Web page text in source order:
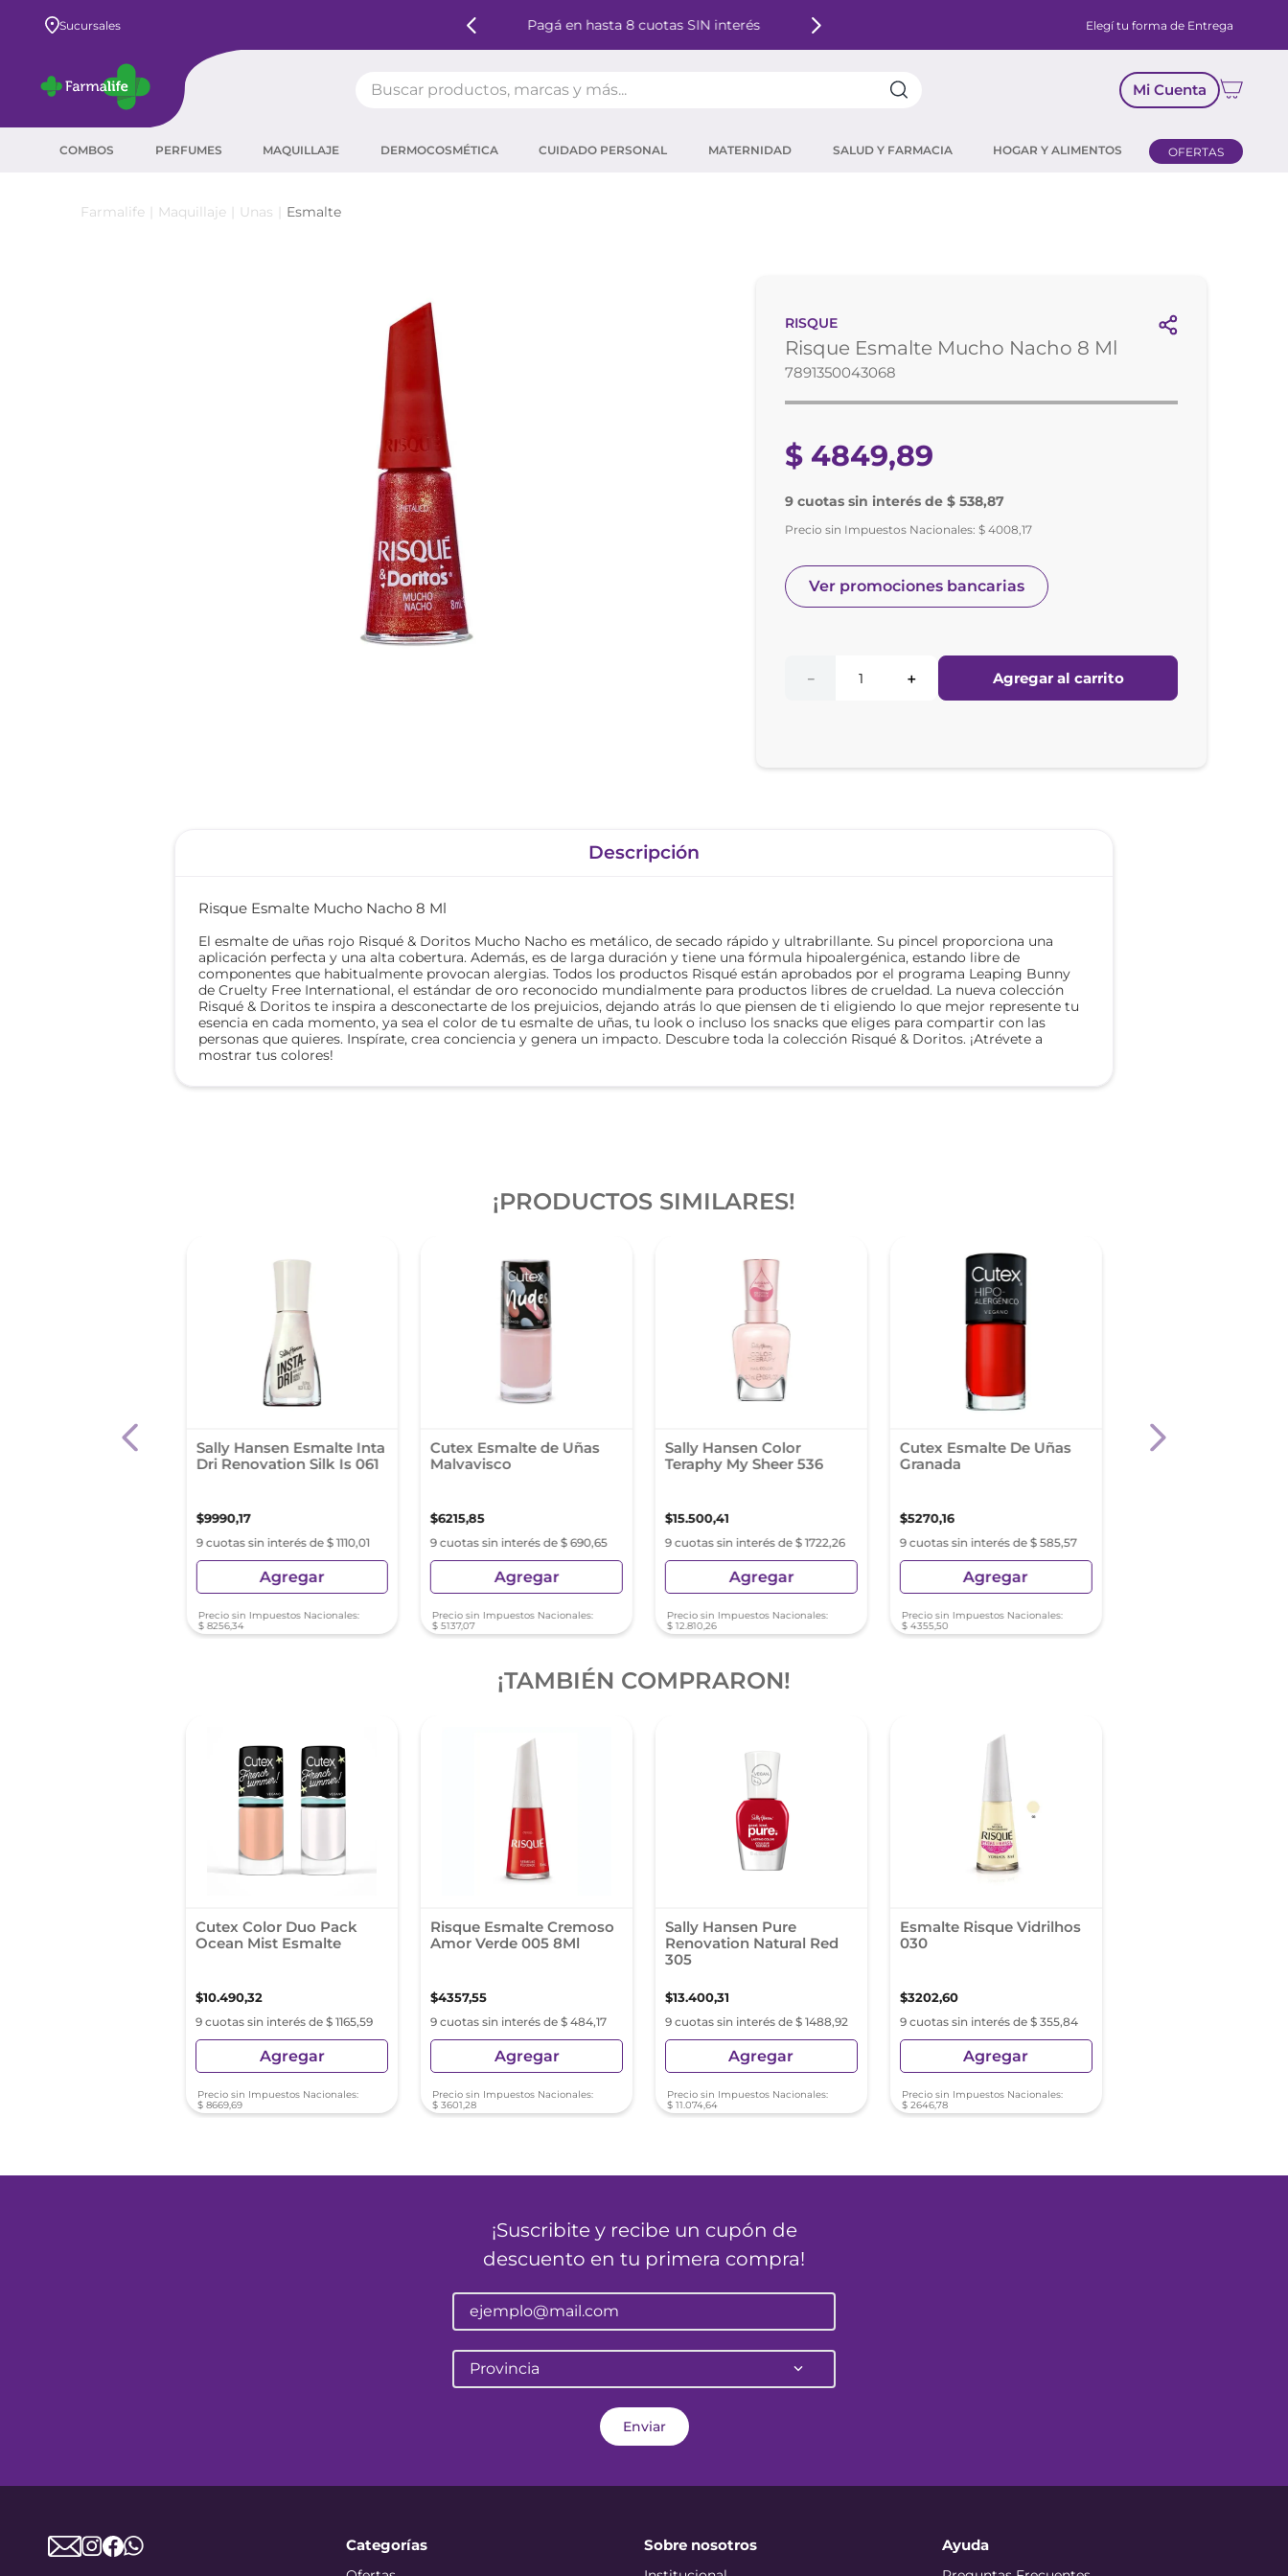
Sucursales Pagá en hasta 8 cuotas SIN interés Elegí tu forma de Entrega
Mi Cuenta
COMBOS PERFUMES MAQUILLAJE DERMOCOSMÉTICA CUIDADO PERSONAL MATERNIDAD SALUD Y FARMACIA HOGAR Y ALIMENTOS OFERTAS
Maquillaje Unas Esmalte
RISQUE
Risque Esmalte Mucho Nacho 8 Ml
7891350043068
$ 4849,89
9 cuotas sin interés de $ 538,87
Precio sin Impuestos Nacionales:$ 4008,17
Ver promociones bancarias
＋
－ Agregar al carrito
Descripción
Risque Esmalte Mucho Nacho 8 Ml
El esmalte de uñas rojo Risqué & Doritos Mucho Nacho es metálico, de secado rápido y ultrabrillante. Su pincel proporciona una
aplicación perfecta y una alta cobertura. Además, es de larga duración y tiene una fórmula hipoalergénica, estando libre de
componentes que habitualmente provocan alergias. Todos los productos Risqué están aprobados por el programa Leaping Bunny
de Cruelty Free International, el estándar de oro reconocido mundialmente para productos libres de crueldad. La nueva colección
Risqué & Doritos te inspira a desconectarte de los prejuicios, dejando atrás lo que piensen de ti eligiendo lo que mejor represente tu
esencia en cada momento, ya sea el color de tu esmalte de uñas, tu look o incluso los snacks que eliges para compartir con las
personas que quieres. Inspírate, crea conciencia y genera un impacto. Descubre toda la colección Risqué & Doritos. ¡Atrévete a
mostrar tus colores!
¡PRODUCTOS SIMILARES!
Esmalte -
Sally Hansen Esmalte Inta
Dri Renovation Silk Is 061
$9990,17
9 cuotas sin interés de $ 1110,01
Agregar
Precio sin Impuestos Nacionales:
$ 8256,34
Cutex Esmalte de Uñas
Malvavisco
$6215,85
9 cuotas sin interés de $ 690,65
Agregar
Precio sin Impuestos Nacionales:
$ 5137,07
Sally Hansen Color
Teraphy My Sheer 536
$15.500,41
9 cuotas sin interés de $ 1722,26
Agregar
Precio sin Impuestos Nacionales:
$ 12.810,26
Cutex Esmalte De Uñas
Granada
$5270,16
9 cuotas sin interés de $ 585,57
Agregar
Precio sin Impuestos Nacionales:
$ 4355,50
Risque Esmalte
¡TAMBIÉN COMPRARON!
Cutex Color Duo Pack
Ocean Mist Esmalte
$10.490,32
9 cuotas sin interés de $ 1165,59
Agregar
Precio sin Impuestos Nacionales:
$ 8669,69
Risque Esmalte Cremoso
Amor Verde 005 8Ml
$4357,55
9 cuotas sin interés de $ 484,17
Agregar
Precio sin Impuestos Nacionales:
$ 3601,28
Sally Hansen Pure
Renovation Natural Red
305
$13.400,31
9 cuotas sin interés de $ 1488,92
Agregar
Precio sin Impuestos Nacionales:
$ 11.074,64
Esmalte Risque Vidrilhos
030
$3202,60
9 cuotas sin interés de $ 355,84
Agregar
Precio sin Impuestos Nacionales:
$ 2646,78
¡Suscribite y recibe un cupón de
descuento en tu primera compra!
Provincia
Enviar
Categorías Sobre nosotros Ayuda
proteina
agua micelar
corrector
mascara pestañas
tintura